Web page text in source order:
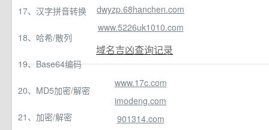
dwyzp.68hanchen.com
www.5226uk1010.com
域名吉凶查询记录
www.17c.com
imodeng.com
901314.com
17、汉字拼音转换
18、哈希/散列
19、Base64编码
20、MD5加密/解密
21、加密/解密